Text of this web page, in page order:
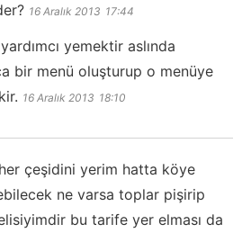
16 Aralık 2013 17:44
yemektir aslında
bir menü oluşturup o menüye
16 Aralık 2013 18:10
çeşidini yerim hatta köye
ne varsa toplar pişirip
bu tarife yer elması da